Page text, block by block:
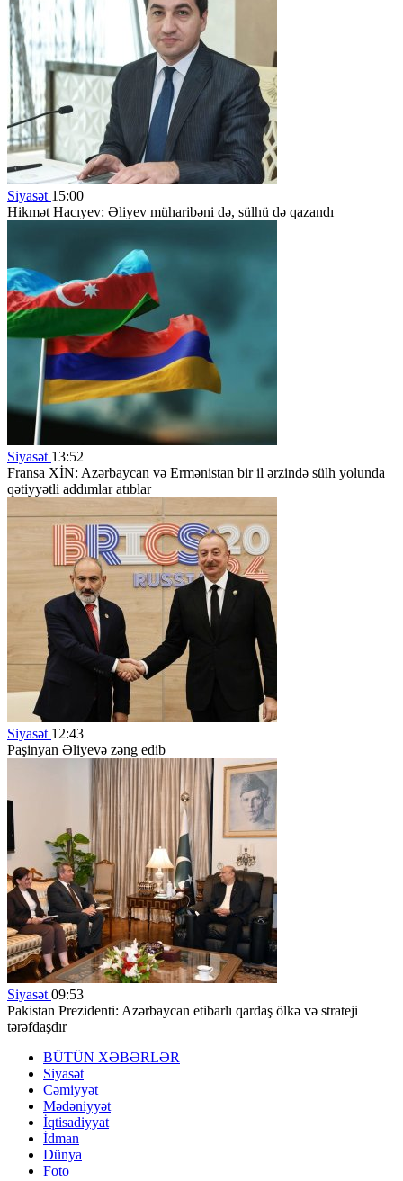
Siyasət 15:00
Hikmət Hacıyev: Əliyev müharibəni də, sülhü də qazandı
Siyasət 13:52
Fransa XİN: Azərbaycan və Ermənistan bir il ərzində sülh yolunda
qətiyyətli addımlar atıblar
Siyasət 12:43
Paşinyan Əliyevə zəng edib
Siyasət 09:53
Pakistan Prezidenti: Azərbaycan etibarlı qardaş ölkə və strateji
tərəfdaşdır
BÜTÜN XƏBƏRLƏR
Siyasət
Cəmiyyət
Mədəniyyət
İqtisadiyyat
İdman
Dünya
Foto